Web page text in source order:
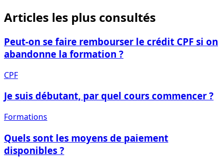
Articles les plus consultés
Peut-on se faire rembourser le crédit CPF si on
abandonne la formation ?
CPF
Je suis débutant, par quel cours commencer ?
Formations
Quels sont les moyens de paiement
disponibles ?